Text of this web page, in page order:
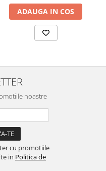
ADAUGA IN COS
noastre
cu promotiile
in Politica de